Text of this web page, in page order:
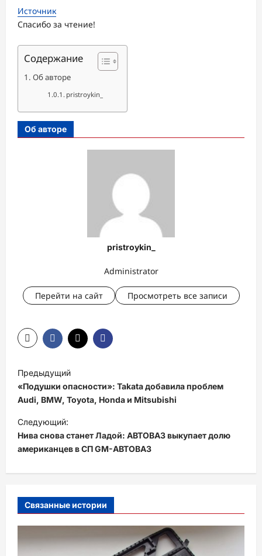
Источник
Спасибо за чтение!
Содержание
Об авторе
pristroykin_
Об авторе
pristroykin_
Administrator
Перейти на сайт Просмотреть все записи
а
в
и
г
а
ц
я
з
а
Предыдущий
«Подушки опасности»: Takata добавила проблем
Audi, BMW, Toyota, Honda и Mitsubishi
Следующий:
Нива снова станет Ладой: АВТОВАЗ выкупает долю
американцев в СП GM-АВТОВАЗ
Связанные истории